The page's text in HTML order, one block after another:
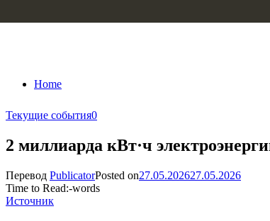
Home
Текущие события0
2 миллиарда кВт·ч
Перевод PublicatorPosted on27.05.202627.05.2026
Time to Read:-words
Источник